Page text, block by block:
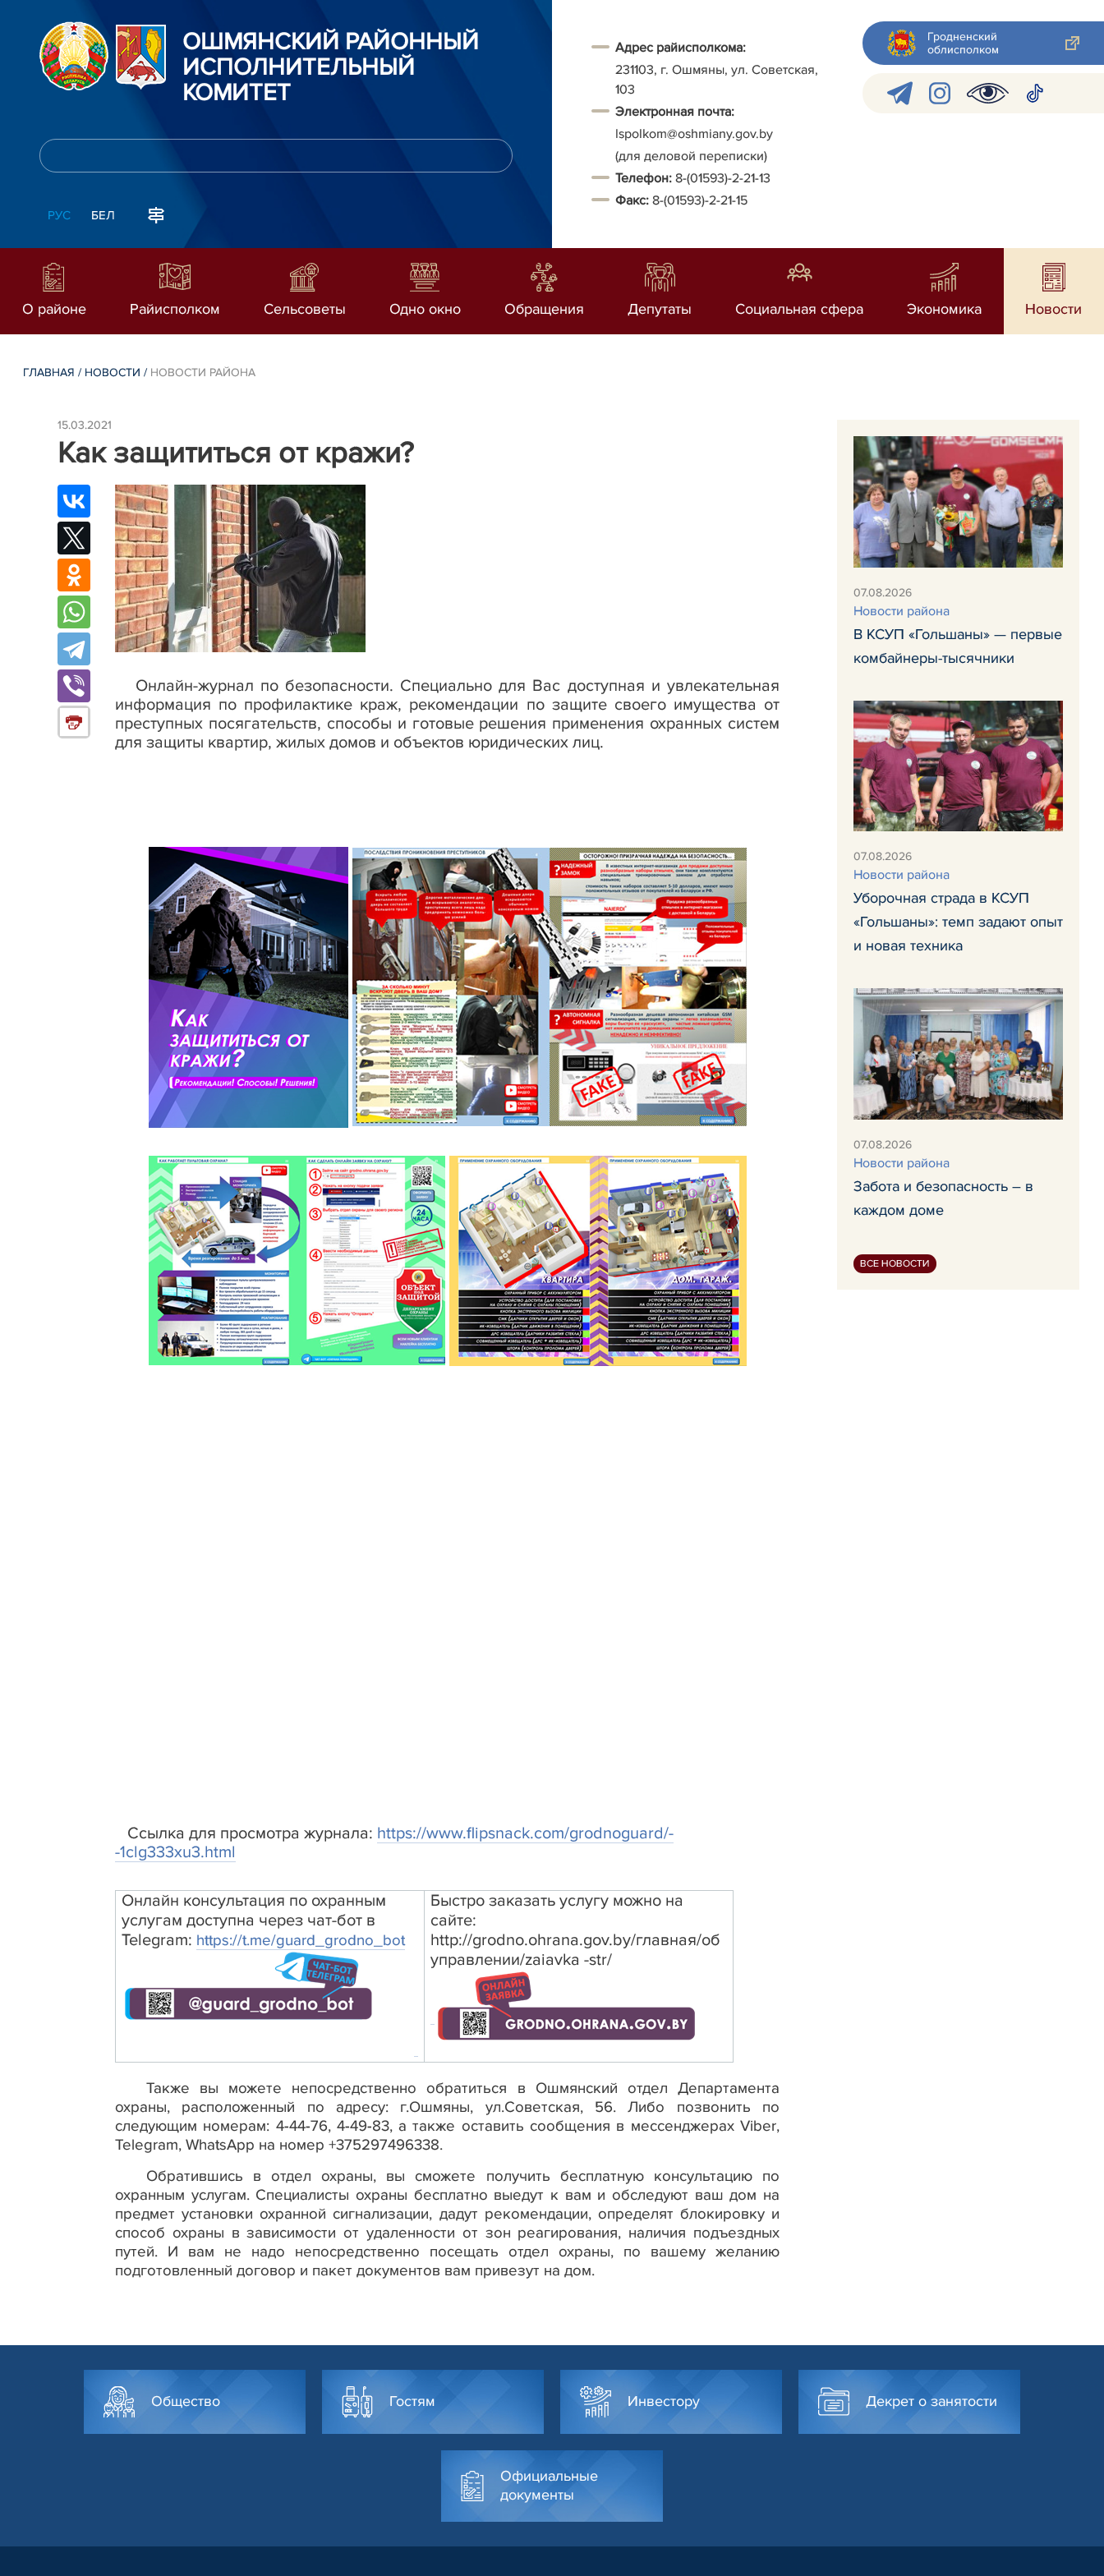
ОШМЯНСКИЙ РАЙОННЫЙ
ИСПОЛНИТЕЛЬНЫЙ
КОМИТЕТ
РУС БЕЛ
Адрес райисполкома:
231103, г. Ошмяны, ул. Советская,
103
Электронная почта:
Ispolkom@oshmiany.gov.by
(для деловой переписки)
Телефон: 8-(01593)-2-21-13
Факс: 8-(01593)-2-21-15
Гродненский
облисполком
О районе Райисполком Сельсоветы Одно окно Обращения Депутаты Социальная сфера Экономика Новости
ГЛАВНАЯ / НОВОСТИ / НОВОСТИ РАЙОНА
15.03.2021
Как защититься от кражи?
Онлайн-журнал по безопасности. Специально для Вас доступная и увлекательная
информация по профилактике краж, рекомендации по защите своего имущества от
преступных посягательств, способы и готовые решения применения охранных систем
для защиты квартир, жилых домов и объектов юридических лиц.
Ссылка для просмотра журнала: https://www.flipsnack.com/grodnoguard/-
-1clg333xu3.html
Онлайн консультация по охранным
услугам доступна через чат-бот в
Telegram: https://t.me/guard_grodno_bot
Быстро заказать услугу можно на
сайте:
http://grodno.ohrana.gov.by/главная/об
управлении/zaiavka -str/
Также вы можете непосредственно обратиться в Ошмянский отдел Департамента
охраны, расположенный по адресу: г.Ошмяны, ул.Советская, 56. Либо позвонить по
следующим номерам: 4-44-76, 4-49-83, а также оставить сообщения в мессенджерах Viber,
Telegram, WhatsApp на номер +375297496338.
Обратившись в отдел охраны, вы сможете получить бесплатную консультацию по
охранным услугам. Специалисты охраны бесплатно выедут к вам и обследуют ваш дом на
предмет установки охранной сигнализации, дадут рекомендации, определят блокировку и
способ охраны в зависимости от удаленности от зон реагирования, наличия подъездных
путей. И вам не надо непосредственно посещать отдел охраны, по вашему желанию
подготовленный договор и пакет документов вам привезут на дом.
07.08.2026
Новости района
В КСУП «Гольшаны» — первые
комбайнеры-тысячники
07.08.2026
Новости района
Уборочная страда в КСУП
«Гольшаны»: темп задают опыт
и новая техника
07.08.2026
Новости района
Забота и безопасность – в
каждом доме
ВСЕ НОВОСТИ
Общество Гостям Инвестору Декрет о занятости
Официальные
документы